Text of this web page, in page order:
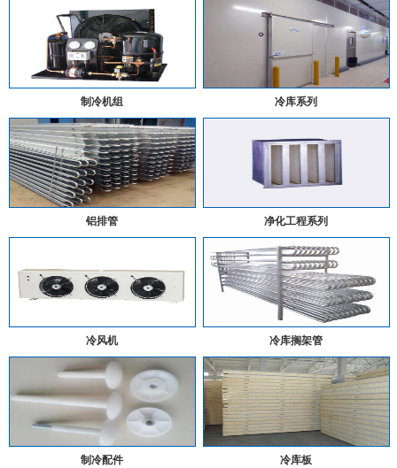
制冷机组 冷库系列
铝排管 净化工程系列
冷风机 冷库搁架管
制冷配件 冷库板